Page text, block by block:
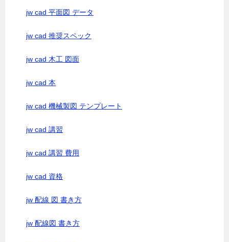
jw cad 平面図 データ
jw cad 推奨スペック
jw cad 木工 図面
jw cad 本
jw cad 機械製図 テンプレート
jw cad 講習
jw cad 講習 費用
jw cad 資格
jw 配線 図 書き方
jw 配線図 書き方